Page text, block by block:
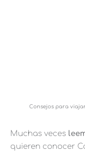
Consejos para
Muchas veces
quieren conocer